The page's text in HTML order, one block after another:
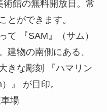
館の無料開放日。常
とができます。
て 『SAM』（サム）
建物の南側にある、
きな彫刻 『ハマリン
』 が目印。
場